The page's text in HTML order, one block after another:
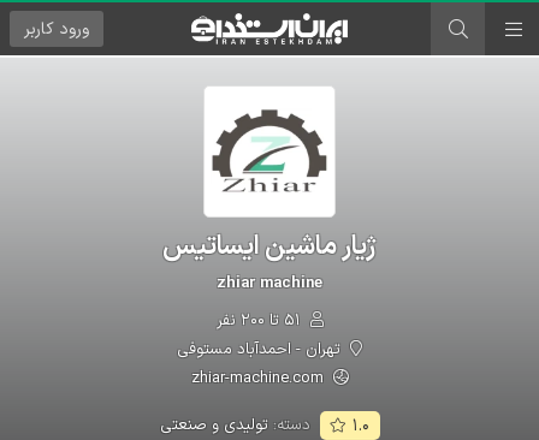
ورود کاربر
ژیار ماشین ایساتیس
zhiar machine
تهران - احمدآباد مستوفی
zhiar-machine.com
۱.۰ دسته:تولیدی و صنعتی